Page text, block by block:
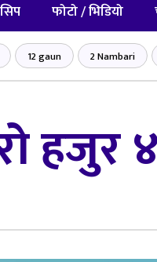
फोटो / भिडियो
12 gaun 2 Nambari